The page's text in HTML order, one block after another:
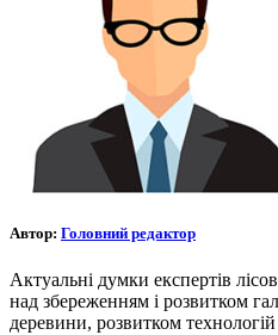
Автор: Головний редактор
Актуальні думки експертів
над збереженням і розвитком
деревини, розвитком